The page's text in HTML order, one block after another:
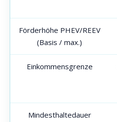
Förderhöhe PHEV/REEV
(Basis / max.)
Einkommensgrenze
Mindesthaltedauer